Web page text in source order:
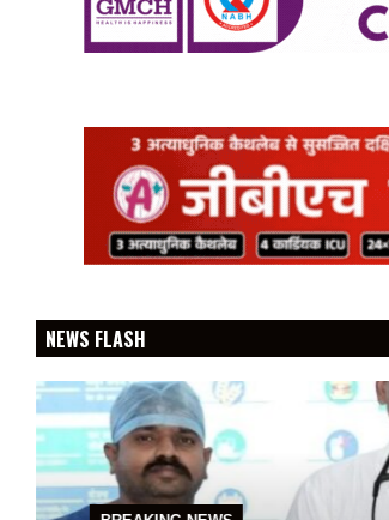
NEWS FLASH